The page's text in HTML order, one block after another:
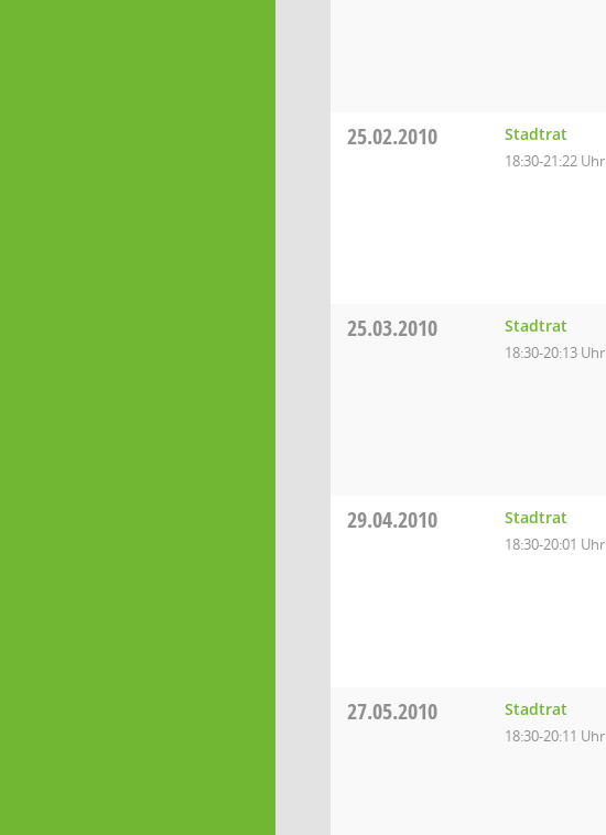
25.02.2010 Stadtrat
18:30-21:22 Uhr
25.03.2010 Stadtrat
18:30-20:13 Uhr
29.04.2010 Stadtrat
18:30-20:01 Uhr
27.05.2010 Stadtrat
18:30-20:11 Uhr